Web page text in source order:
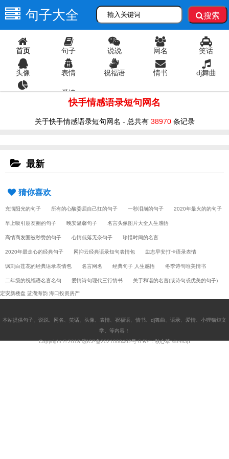
句子大全 搜索
首页 句子 说说 网名 笑话
头像 表情 祝福语 情书 dj舞曲
爱情
快手情感语录短句网名
关于快手情感语录短句网名 - 总共有 38970条记录
最新
猜你喜欢
充满阳光的句子 所有的心酸委屈自己扛的句子 一秒泪崩的句子 2020年最火的的句子
早上吸引朋友圈的句子 晚安温馨句子 名言头像图片大全人生感悟
高情商发圈被秒赞的句子 心情低落无奈句子 珍惜时间的名言
2020年最走心的经典句子 网抑云经典语录短句表情包 励志早安打卡语录表情
讽刺白莲花的经典语录表情包 名言网名 经典句子 人生感悟 冬季诗句唯美情书
二年级的祝福语名言名句 爱情诗句现代三行情书 关于和谐的名言(或诗句或优美的句子)
定安新楼盘 蓝湖海韵 海口投资房产
本站提供句子 说说 网名 笑话 头像 表情 祝福语 情书 dj舞曲 语录 爱情
小狸猫短文
学 。等内容！
Copyright © 2018琼ICP备2021000462号-6BY：秋心草sitemap